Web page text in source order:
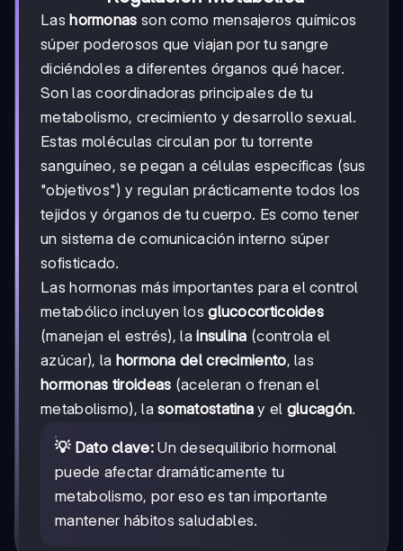
Lashormonas son como mensajeros químicos
súper poderosos que viajan por tu sangre
diciéndoles a diferentes órganos qué hacer.
Son las coordinadoras principales de tu
metabolismo, crecimiento y desarrollo sexual.
Estas moléculas circulan por tu torrente
sanguíneo, se pegan a células específicas (sus
"objetivos") y regulan prácticamente todos los
tejidos y órganos de tu cuerpo. Es como tener
un sistema de comunicación interno súper
sofisticado.
Las hormonas más importantes para el control
metabólico incluyen losglucocorticoides
(manejan el estrés), lainsulina (controla el
azúcar), la hormona del crecimiento, las
hormonas tiroideas (aceleran o frenan el
metabolismo), lasomatostatina y el glucagón.
💡 Dato clave:Un desequilibrio hormonal
puede afectar dramáticamente tu
metabolismo, por eso es tan importante
mantener hábitos saludables.